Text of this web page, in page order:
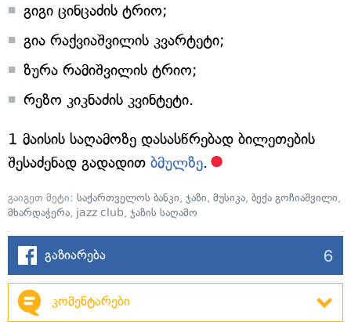
გიგი ცინცაძის ტრიო;
გია რაქვიაშვილის კვარტეტი;
ზურა რამიშვილის ტრიო;
რეზო კიკნაძის კვინტეტი.
1 მაისის საღამოზე დასასწრებად ბილეთების
შესაძენად გადადით ბმულზე.
გაიგეთ მეტი: საქართველოს ბანკი, ჯაზი, მუსიკა, ბექა გოჩიაშვილი,
მხარდაჭერა, jazz club, ჯაზის საღამო
გაზიარება 6
კომენტარები